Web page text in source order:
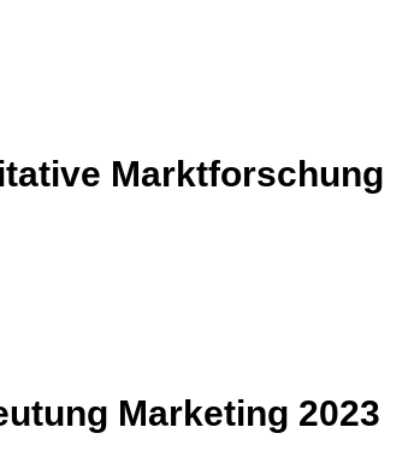
Marktforschung
Marketing 2023